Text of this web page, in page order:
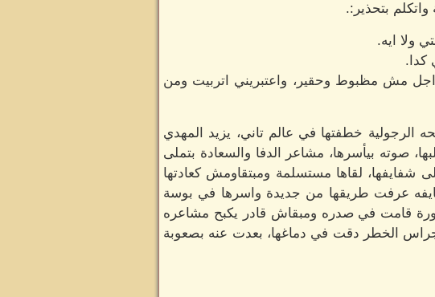
بتحذير:.
ولا ايه.
كدا.
مش مظبوط وحقير، واعتبريني اتربيت ومن
خطفتها في عالم تاني، يزيد المهدي
صوته بيأسرها، مشاعر الدفا والسعادة بتملى
شفايفها، لقاها مستسلمة ومبتقاومش كعادتها
عرفت طريقها من جديدة واسرها في بوسة
قامت في صدره ومبقاش قادر يكبح مشاعره
الخطر دقت في دماغها، بعدت عنه بصعوبة